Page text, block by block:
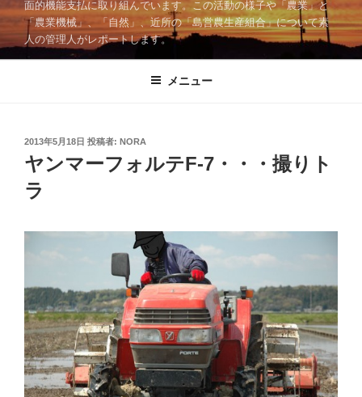
面的機能支払に取り組んでいます。この活動の様子や「農業」と
「農業機械」、「自然」、近所の「島営農生産組合」について素
人の管理人がレポートします。
メニュー
投
稿
日:
2013年5月18日 投稿者: NORA
ヤンマーフォルテF-7・・・撮りト
ラ